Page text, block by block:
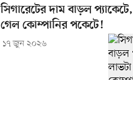
সিগারেটের দাম বাড়ল
গেল কোম্পানির পকেটে!
১৭ জুন ২০২৬